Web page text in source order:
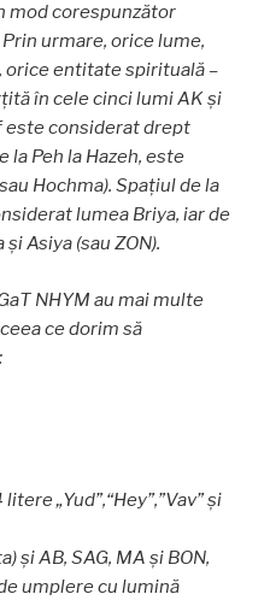
mod corespunzător
urmare, orice lume,
orice entitate spirituală –
în cele cinci lumi AK și
este considerat drept
la Peh la Hazeh, este
Hochma). Spațiul de la
lumea Briya, iar de
Asiya (sau ZON).
NHYM au mai multe
ce dorim să
„Yud”,“Hey”,”Vav” și
și AB, SAG, MA și BON,
umplere cu lumină